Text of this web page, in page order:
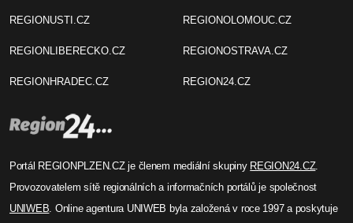
REGIONUSTI.CZ
REGIONLIBERECKO.CZ
REGIONHRADEC.CZ
REGIONOLOMOUC.CZ
REGIONOSTRAVA.CZ
REGION24.CZ
Portál REGIONPLZEN.CZ je členem mediální skupiny REGION24.CZ.
Provozovatelem sítě regionálních a informačních portálů je společnost
UNIWEB. Online agentura UNIWEB byla založená v roce 1997 a poskytuje